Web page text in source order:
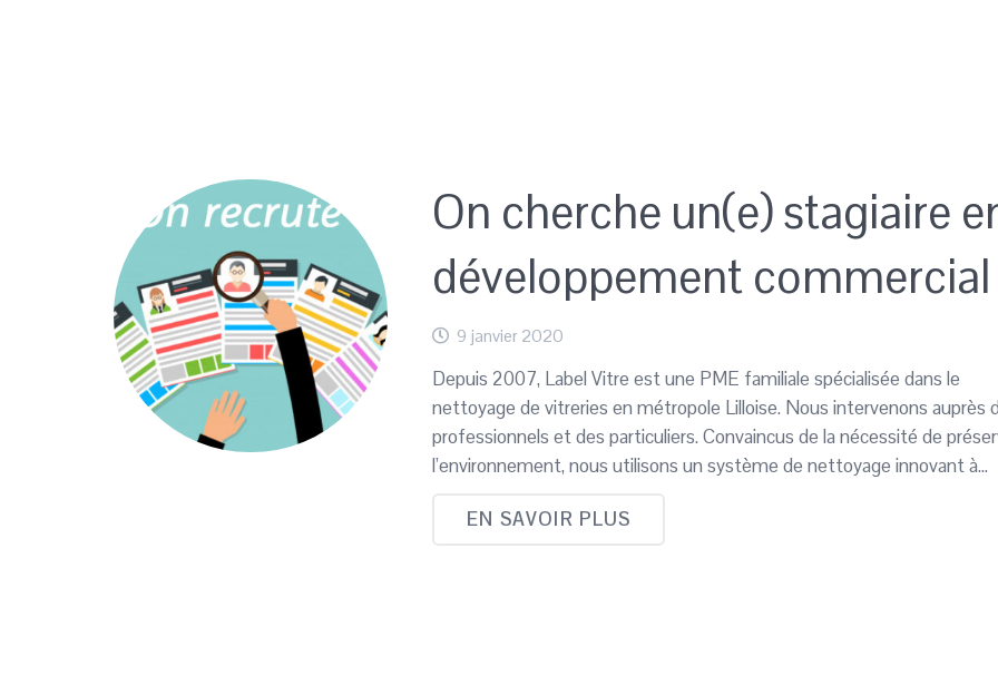
On cherche un(e) stagiaire
développement commercial
9 janvier 2020
Depuis 2007, Label Vitre est une PME familiale spécialisée dans le
nettoyage de vitreries en métropole Lilloise. Nous intervenons auprès
professionnels et des particuliers. Convaincus de la nécessité de
l’environnement, nous utilisons un système de nettoyage innovant à…
EN SAVOIR PLUS